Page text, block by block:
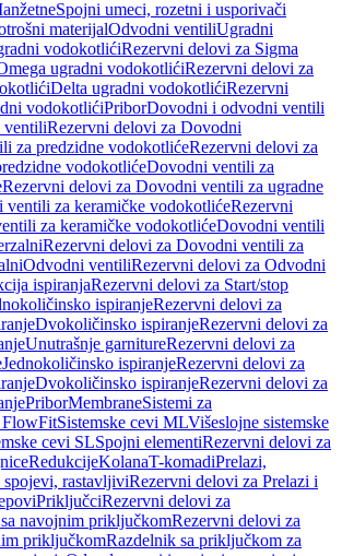
Spojni umeci, rozetni i usporivači
materijalOdvodni ventiliUgradni
vodokotlićiRezervni delovi za Sigma
ugradni vodokotlićiRezervni delovi za
Delta ugradni vodokotlićiRezervni
vodokotlićiPriborDovodni i odvodni ventili
ventiliRezervni delovi za Dovodni
za predzidne vodokotlićeRezervni delovi za
vodokotlićeDovodni ventili za
Rezervni delovi za Dovodni ventili za ugradne
ventili za keramičke vodokotlićeRezervni
za keramičke vodokotlićeDovodni ventili
Rezervni delovi za Dovodni ventili za
Odvodni ventiliRezervni delovi za Odvodni
ispiranjaRezervni delovi za Start/stop
ispiranjeRezervni delovi za
Dvokoličinsko ispiranjeRezervni delovi za
Unutrašnje garnitureRezervni delovi za
Jednokoličinsko ispiranjeRezervni delovi za
Dvokoličinsko ispiranjeRezervni delovi za
PriborMembraneSistemi za
FlowFitSistemske cevi MLVišeslojne sistemske
cevi SLSpojni elementiRezervni delovi za
RedukcijeKolanaT-komadiPrelazi,
spojevi, rastavljiviRezervni delovi za Prelazi i
PriključciRezervni delovi za
navojnim priključkomRezervni delovi za
priključkomRazdelnik sa priključkom za